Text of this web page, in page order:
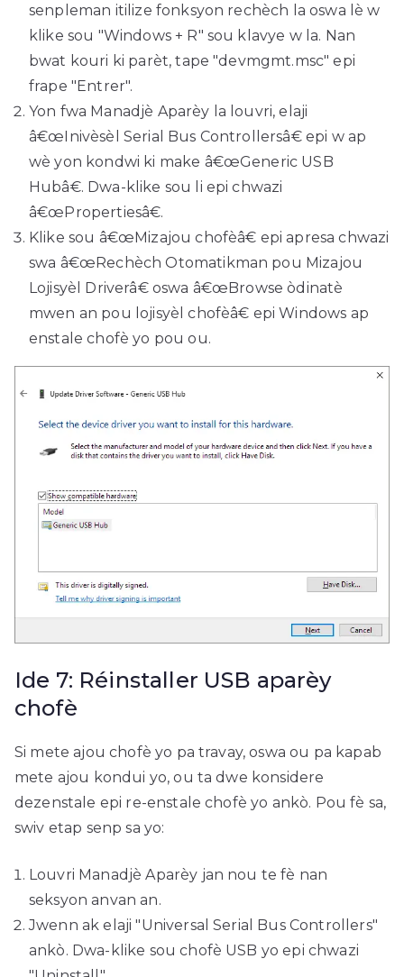
senpleman itilize fonksyon rechèch la oswa lè w
klike sou "Windows + R" sou klavye w la. Nan
bwat kouri ki parèt, tape "devmgmt.msc" epi
frape "Entrer".
Yon fwa Manadjè Aparèy la louvri, elaji
â€œInivèsèl Serial Bus Controllersâ€ epi w ap
wè yon kondwi ki make â€œGeneric USB
Hubâ€. Dwa-klike sou li epi chwazi
â€œPropertiesâ€.
Klike sou â€œMizajou chofèâ€ epi apresa chwazi
swa â€œRechèch Otomatikman pou Mizajou
Lojisyèl Driverâ€ oswa â€œBrowse òdinatè
mwen an pou lojisyèl chofèâ€ epi Windows ap
enstale chofè yo pou ou.
Ide 7: Réinstaller USB aparèy
chofè
Si mete ajou chofè yo pa travay, oswa ou pa kapab
mete ajou kondui yo, ou ta dwe konsidere
dezenstale epi re-enstale chofè yo ankò. Pou fè sa,
swiv etap senp sa yo:
Louvri Manadjè Aparèy jan nou te fè nan
seksyon anvan an.
Jwenn ak elaji "Universal Serial Bus Controllers"
ankò. Dwa-klike sou chofè USB yo epi chwazi